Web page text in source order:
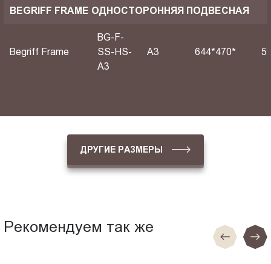
BEGRIFF FRAME ОДНОСТОРОННЯЯ ПОДВЕСНАЯ
Begriff Frame
BG-F-
SS-HS-
A3
A3 644*470*
ДРУГИЕ РАЗМЕРЫ
Рекомендуем так же